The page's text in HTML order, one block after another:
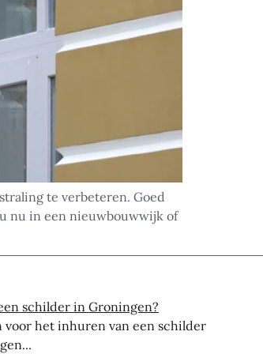
te verbeteren. Goed
nu in een nieuwbouwwijk of
schilder in Groningen?
voor het inhuren van een schilder